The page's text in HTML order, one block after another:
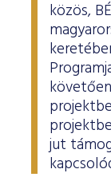
közös,
jut